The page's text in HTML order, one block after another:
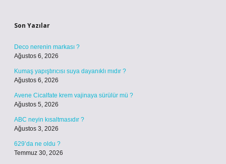
Son Yazılar
Deco nerenin markası ?
Ağustos 6, 2026
Kumaş yapıştırıcısı suya dayanıklı mıdır ?
Ağustos 6, 2026
Avene Cicalfate krem vajinaya sürülür mü ?
Ağustos 5, 2026
ABC neyin kısaltmasıdır ?
Ağustos 3, 2026
629’da ne oldu ?
Temmuz 30, 2026